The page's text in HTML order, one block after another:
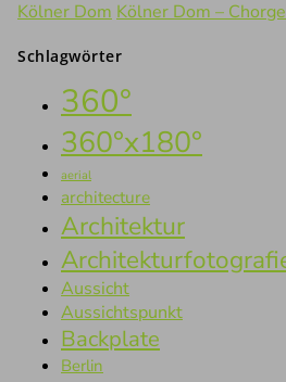
Kölner Dom Kölner Dom –
Schlagwörter
360°
360°x180°
aerial
architecture
Architektur
Aussicht
Aussichtspunkt
Backplate
Berlin